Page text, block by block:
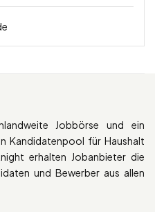
Jobbörse und ein
Kandidatenpool für Haushalt
erhalten Jobanbieter die
und Bewerber aus allen